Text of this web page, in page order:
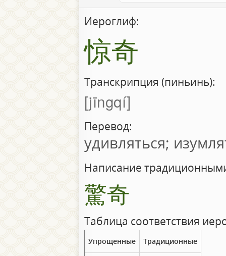
Иероглиф:
惊奇
Транскрипция (пиньинь):
jīngqí
Перевод:
удивляться;
Написание
驚奇
Таблица соответствия
Упрощенные Традиционные